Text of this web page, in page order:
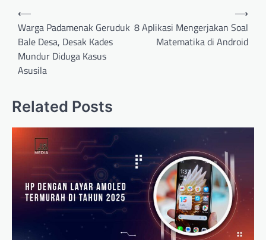
Post
navigation
⟵
Warga Padamenak Geruduk
Bale Desa, Desak Kades
Mundur Diduga Kasus
Asusila
8 Aplikasi Mengerjakan Soal
Matematika di Android
⟶
Related Posts